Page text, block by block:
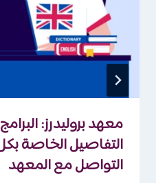
معهد بروليدرز:
التفاصيل الخاصة
التواصل مع المعهد